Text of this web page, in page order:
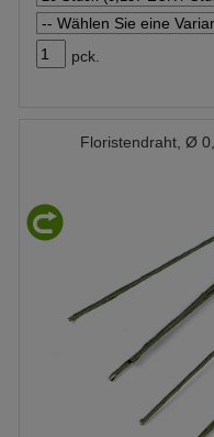
pck.
Floristendraht, Ø